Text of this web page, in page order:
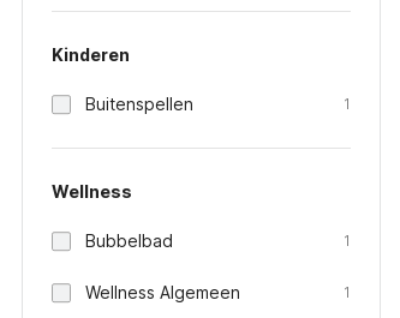
Kinderen
Buitenspellen 1
Wellness
Bubbelbad 1
Wellness Algemeen 1